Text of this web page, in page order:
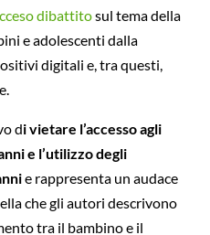
dibattitosul tema della
e adolescenti dalla
digitali e, tra questi,
di vietare l’accesso agli
e l’utilizzo degli
e rappresenta un audace
che gli autori descrivono
tra il bambino e il